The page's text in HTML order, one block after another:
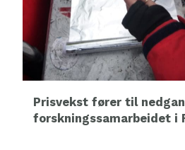
Prisvekst fører til
forskningssamarbeidet i